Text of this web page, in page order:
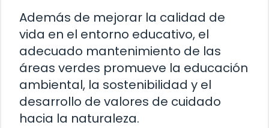
Además de mejorar la calidad de
vida en el entorno educativo, el
adecuado mantenimiento de las
áreas verdes promueve la educación
ambiental, la sostenibilidad y el
desarrollo de valores de cuidado
hacia la naturaleza.